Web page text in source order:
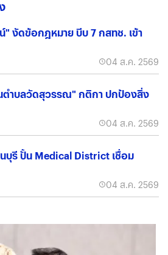
งัดข้อกฎหมาย บีบ 7 กสทช. เข้า
04 ส.ค. 2569
ำบลวัดสุวรรณ" กติกา ปกป้องสิ่ง
04 ส.ค. 2569
รี ปั้น Medical District เชื่อม
04 ส.ค. 2569